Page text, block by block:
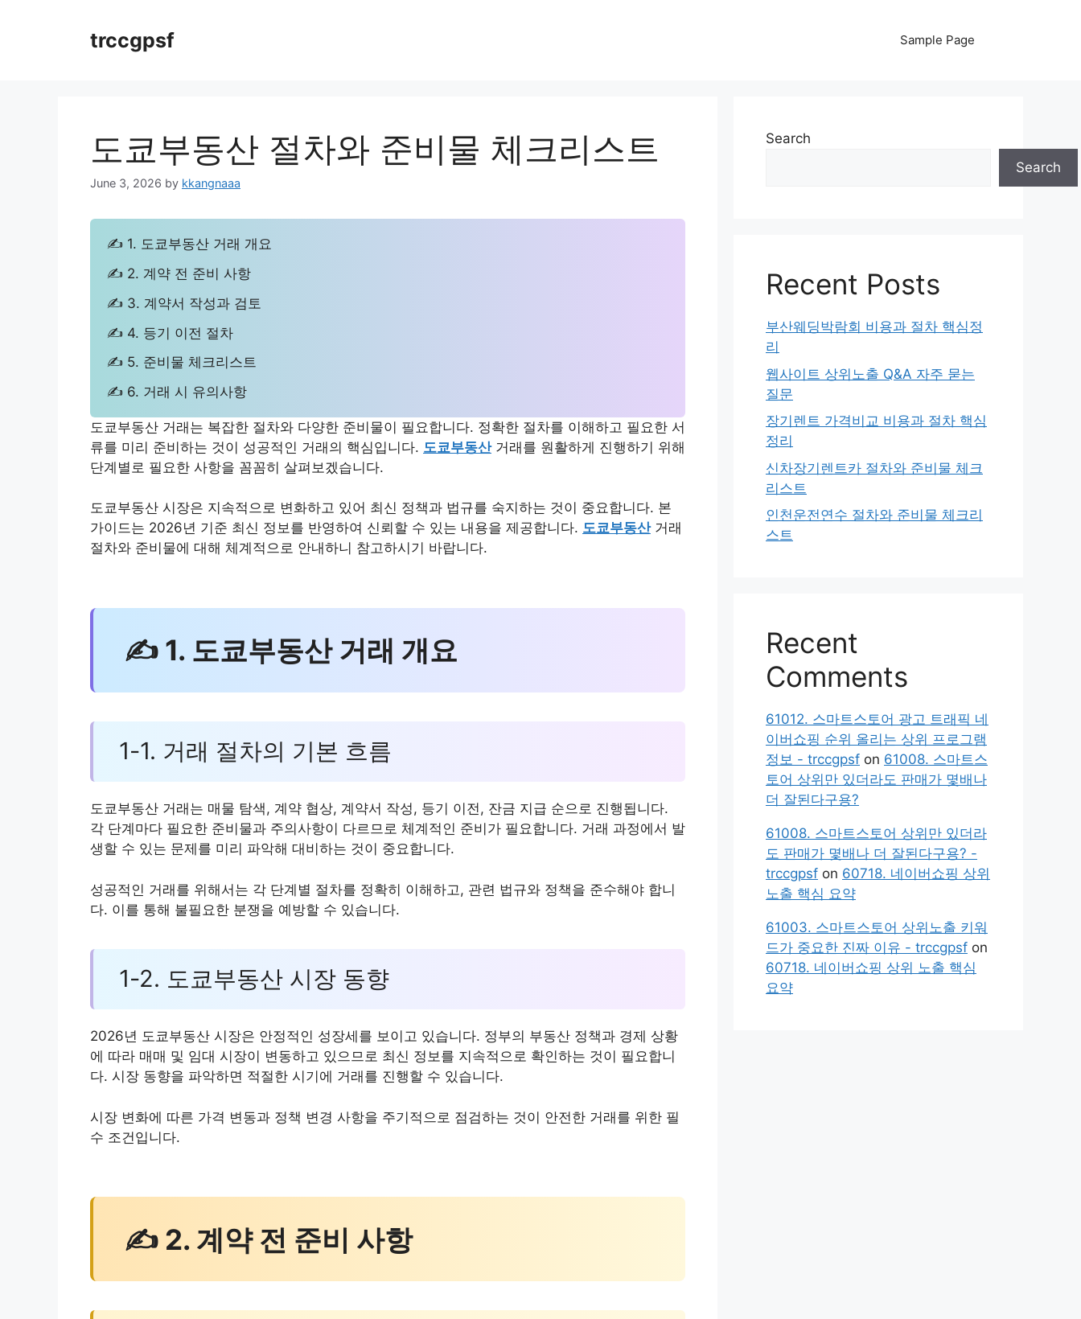
trccgpsf Sample Page
도쿄부동산 절차와 준비물 체크리스트
June 3, 2026 by kkangnaaa
✍ 1. 도쿄부동산 거래 개요
✍ 2. 계약 전 준비 사항
✍ 3. 계약서 작성과 검토
✍ 4. 등기 이전 절차
✍ 5. 준비물 체크리스트
✍ 6. 거래 시 유의사항
도쿄부동산 거래는 복잡한 절차와 다양한 준비물이 필요합니다. 정확한 절차를 이해하고 필요한 서
류를 미리 준비하는 것이 성공적인 거래의 핵심입니다. 도쿄부동산거래를 원활하게 진행하기 위해
단계별로 필요한 사항을 꼼꼼히 살펴보겠습니다.
도쿄부동산 시장은 지속적으로 변화하고 있어 최신 정책과 법규를 숙지하는 것이 중요합니다. 본
가이드는 2026년 기준 최신 정보를 반영하여 신뢰할 수 있는 내용을 제공합니다. 도쿄부동산거래
절차와 준비물에 대해 체계적으로 안내하니 참고하시기 바랍니다.
✍ 1. 도쿄부동산 거래 개요
1-1. 거래 절차의 기본 흐름
도쿄부동산 거래는 매물 탐색, 계약 협상, 계약서 작성, 등기 이전, 잔금 지급 순으로 진행됩니다.
각 단계마다 필요한 준비물과 주의사항이 다르므로 체계적인 준비가 필요합니다. 거래 과정에서 발
생할 수 있는 문제를 미리 파악해 대비하는 것이 중요합니다.
성공적인 거래를 위해서는 각 단계별 절차를 정확히 이해하고, 관련 법규와 정책을 준수해야 합니
다. 이를 통해 불필요한 분쟁을 예방할 수 있습니다.
1-2. 도쿄부동산 시장 동향
2026년 도쿄부동산 시장은 안정적인 성장세를 보이고 있습니다. 정부의 부동산 정책과 경제 상황
에 따라 매매 및 임대 시장이 변동하고 있으므로 최신 정보를 지속적으로 확인하는 것이 필요합니
다. 시장 동향을 파악하면 적절한 시기에 거래를 진행할 수 있습니다.
시장 변화에 따른 가격 변동과 정책 변경 사항을 주기적으로 점검하는 것이 안전한 거래를 위한 필
수 조건입니다.
✍ 2. 계약 전 준비 사항
Search
Search
Recent Posts
부산웨딩박람회 비용과 절차 핵심정
리
웹사이트 상위노출 Q&A 자주 묻는
질문
장기렌트 가격비교 비용과 절차 핵심
정리
신차장기렌트카 절차와 준비물 체크
리스트
인천운전연수 절차와 준비물 체크리
스트
Recent
Comments
61012. 스마트스토어 광고 트래픽 네
이버쇼핑 순위 올리는 상위 프로그램
정보 - trccgpsf on 61008. 스마트스
토어 상위만 있더라도 판매가 몇배나
더 잘된다구용?
61008. 스마트스토어 상위만 있더라
도 판매가 몇배나 더 잘된다구용? -
trccgpsf on 60718. 네이버쇼핑 상위
노출 핵심 요약
61003. 스마트스토어 상위노출 키워
드가 중요한 진짜 이유 - trccgpsf on
60718. 네이버쇼핑 상위 노출 핵심
요약